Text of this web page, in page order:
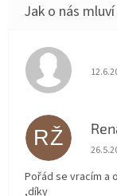
RŽ
Pořád se vracím a
,díky